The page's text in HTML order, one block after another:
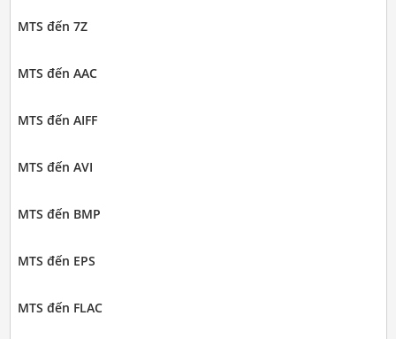
MTS đến 7Z
MTS đến AAC
MTS đến AIFF
MTS đến AVI
MTS đến BMP
MTS đến EPS
MTS đến FLAC